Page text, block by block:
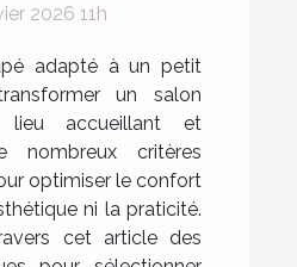
2026 11h
adapté à un petit
un salon
accueillant et
nombreux critères
optimiser le confort
ni la praticité.
cet article des